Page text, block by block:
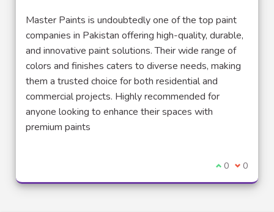
Master Paints is undoubtedly one of the top paint
companies in Pakistan offering high-quality, durable,
and innovative paint solutions. Their wide range of
colors and finishes caters to diverse needs, making
them a trusted choice for both residential and
commercial projects. Highly recommended for
anyone looking to enhance their spaces with
premium paints
Je suis
0 Je ne
0